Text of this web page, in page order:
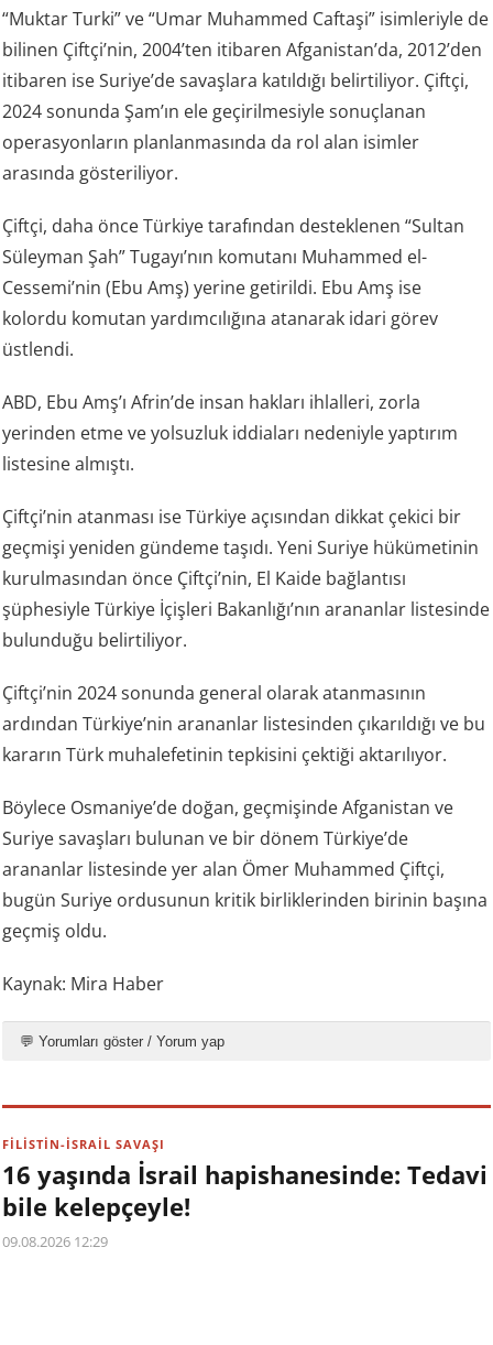
“Muktar Turki” ve “Umar Muhammed Caftaşi” isimleriyle de
bilinen Çiftçi’nin, 2004’ten itibaren Afganistan’da, 2012’den
itibaren ise Suriye’de savaşlara katıldığı belirtiliyor. Çiftçi,
2024 sonunda Şam’ın ele geçirilmesiyle sonuçlanan
operasyonların planlanmasında da rol alan isimler
arasında gösteriliyor.
Çiftçi, daha önce Türkiye tarafından desteklenen “Sultan
Süleyman Şah” Tugayı’nın komutanı Muhammed el-
Cessemi’nin (Ebu Amş) yerine getirildi. Ebu Amş ise
kolordu komutan yardımcılığına atanarak idari görev
üstlendi.
ABD, Ebu Amş’ı Afrin’de insan hakları ihlalleri, zorla
yerinden etme ve yolsuzluk iddiaları nedeniyle yaptırım
listesine almıştı.
Çiftçi’nin atanması ise Türkiye açısından dikkat çekici bir
geçmişi yeniden gündeme taşıdı. Yeni Suriye hükümetinin
kurulmasından önce Çiftçi’nin, El Kaide bağlantısı
şüphesiyle Türkiye İçişleri Bakanlığı’nın arananlar listesinde
bulunduğu belirtiliyor.
Çiftçi’nin 2024 sonunda general olarak atanmasının
ardından Türkiye’nin arananlar listesinden çıkarıldığı ve bu
kararın Türk muhalefetinin tepkisini çektiği aktarılıyor.
Böylece Osmaniye’de doğan, geçmişinde Afganistan ve
Suriye savaşları bulunan ve bir dönem Türkiye’de
arananlar listesinde yer alan Ömer Muhammed Çiftçi,
bugün Suriye ordusunun kritik birliklerinden birinin başına
geçmiş oldu.
Kaynak: Mira Haber
💬 Yorumları göster / Yorum yap
FİLİSTİN-İSRAİL SAVAŞI
16 yaşında İsrail hapishanesinde: Tedavi
bile kelepçeyle!
09.08.2026 12:29